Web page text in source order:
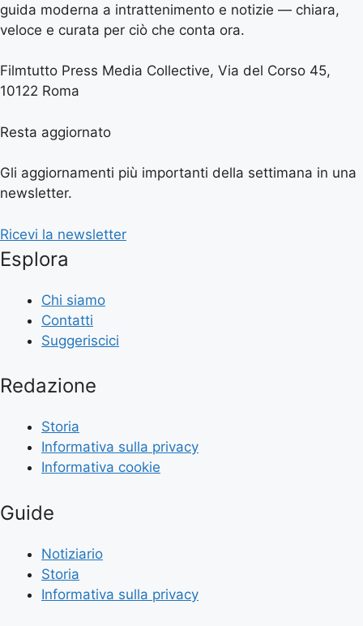
guida moderna a intrattenimento e notizie — chiara,
veloce e curata per ciò che conta ora.
Filmtutto Press Media Collective, Via del Corso 45,
10122 Roma
Resta aggiornato
Gli aggiornamenti più importanti della settimana in una
newsletter.
Ricevi la newsletter
Esplora
Chi siamo
Contatti
Suggeriscici
Redazione
Storia
Informativa sulla privacy
Informativa cookie
Guide
Notiziario
Storia
Informativa sulla privacy